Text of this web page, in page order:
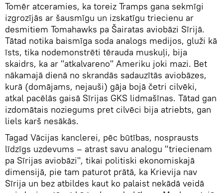
Tomēr atceramies, ka toreiz Tramps gana sekmīgi
izgrozījās ar šausmīgu un izskatīgu triecienu ar
desmitiem Tomahawks pa Šairatas aviobāzi Sīrijā.
Tātad notika baismīga soda analogs medijos, gluži kā
īsts, tika nodemonstrēti tērauda muskuļi, bija
skaidrs, ka ar "atkalvareno" Ameriku joki mazi. Bet
nākamajā dienā no skrandās sadauzītās aviobāzes,
kurā (domājams, nejauši) gāja bojā četri cilvēki,
atkal pacēlās gaisā Sīrijas GKS lidmašīnas. Tātad gan
izdomātais noziegums pret cilvēci bija atriebts, gan
liels karš nesākās.
Tagad Vācijas kanclerei, pēc būtības, nosprausts
līdzīgs uzdevums – atrast savu analogu "triecienam
pa Sīrijas aviobāzi", tikai politiski ekonomiskajā
dimensijā, pie tam paturot prātā, ka Krievija nav
Sīrija un bez atbildes kaut ko palaist nekādā veidā